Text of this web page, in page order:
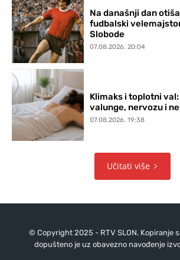
Na današnji dan
fudbalski
Slobode
07.08.2026. 20:04
Klimaks i toplotni
valunge, nervozu i
07.08.2026. 19:38
Učitati više
© Copyright 2025 - RTV SLON. Kopiranje
dopušteno je uz obavezno navođenje